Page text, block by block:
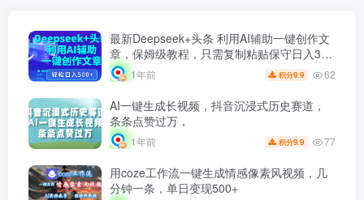
最新Deepseek+头条 利用AI辅助一键创作文
章，保姆级教程，只需复制粘贴保守日入3位
数
1年前 积分9.9 62
AI一键生成长视频，抖音沉浸式历史赛道，
条条点赞过万，
1年前 积分9.9 77
用coze工作流一键生成情感像素风视频，几
分钟一条，单日变现500+